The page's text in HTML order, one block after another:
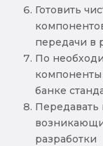
Готовить
передачи в
По
банке
Передавать
разработки